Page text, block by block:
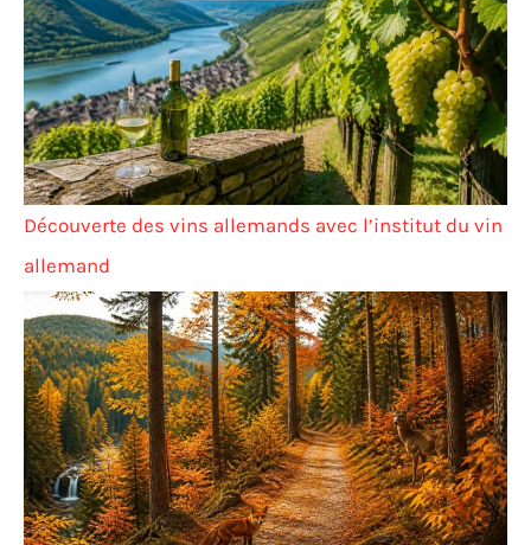
Découverte des vins allemands avec l’institut du vin
allemand